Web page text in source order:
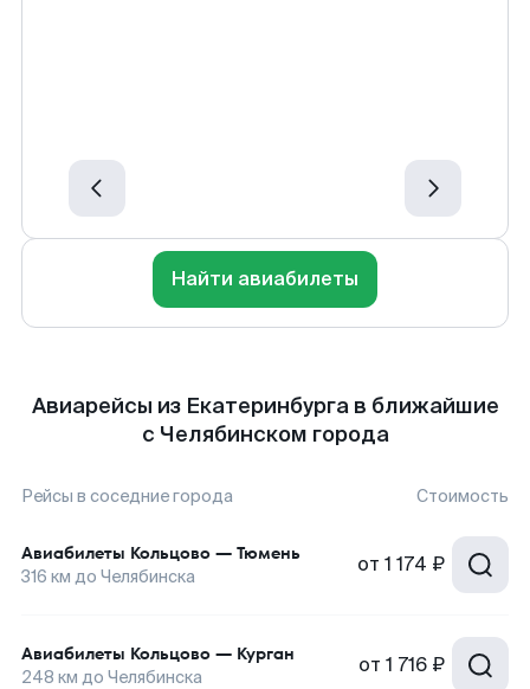
Найти авиабилеты
Авиарейсы из Екатеринбурга в ближайшие
с Челябинском города
Рейсы в соседние города Стоимость
Авиабилеты Кольцово — Тюмень
316 км до Челябинска от 1 174 ₽
Авиабилеты Кольцово — Курган
248 км до Челябинска от 1 716 ₽